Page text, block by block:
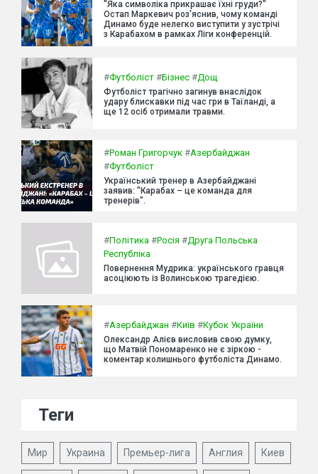
"Яка символіка прикрашає їхні груди?"
Остап Маркевич роз'яснив, чому команді
Динамо буде нелегко виступити у зустрічі
з Карабахом в рамках Ліги конференцій.
#Футболіст #Бізнес #Дощ
Футболіст трагічно загинув внаслідок
удару блискавки під час гри в Таїланді, а
ще 12 осіб отримали травми.
#Роман Григорчук #Азербайджан
#Футболіст
Український тренер в Азербайджані
заявив: "Карабах – це команда для
тренерів".
#Політика #Росія #Друга Польська
Республіка
Повернення Мудрика: українського гравця
асоціюють із Волинською трагедією.
#Азербайджан #Київ #Кубок України
Олександр Алієв висловив свою думку,
що Матвій Пономаренко не є зіркою -
коментар колишнього футболіста Динамо.
Теги
Мир Украина Премьер-лига Англия Киев